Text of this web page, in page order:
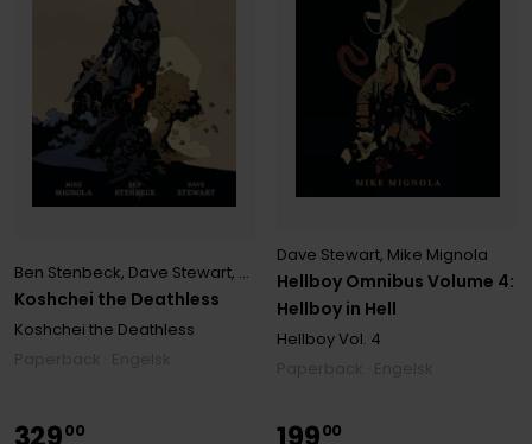
Koshchei the Deathless
Ben Stenbeck, Dave Stewart, Mike Mignola
Koshchei the Deathless
Hellboy Omnibus Volume 4:
Hellboy in Hell
Dave Stewart, Mike Mignola
HellboyVol. 4
32900 19900